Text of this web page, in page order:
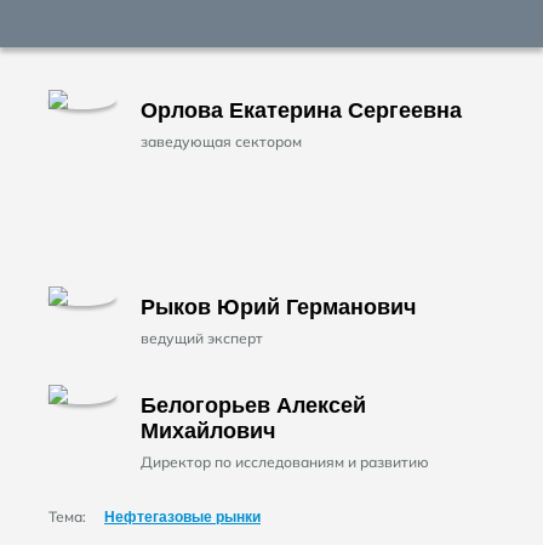
Орлова Екатерина Сергеевна
заведующая сектором
Рыков Юрий Германович
ведущий эксперт
Белогорьев Алексей
Михайлович
Директор по исследованиям и развитию
Тема: Нефтегазовые рынки